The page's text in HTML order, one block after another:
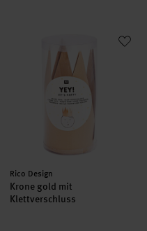
Krone gold mit
Hersteller:
Rico Design
Krone gold mit
Klettverschluss